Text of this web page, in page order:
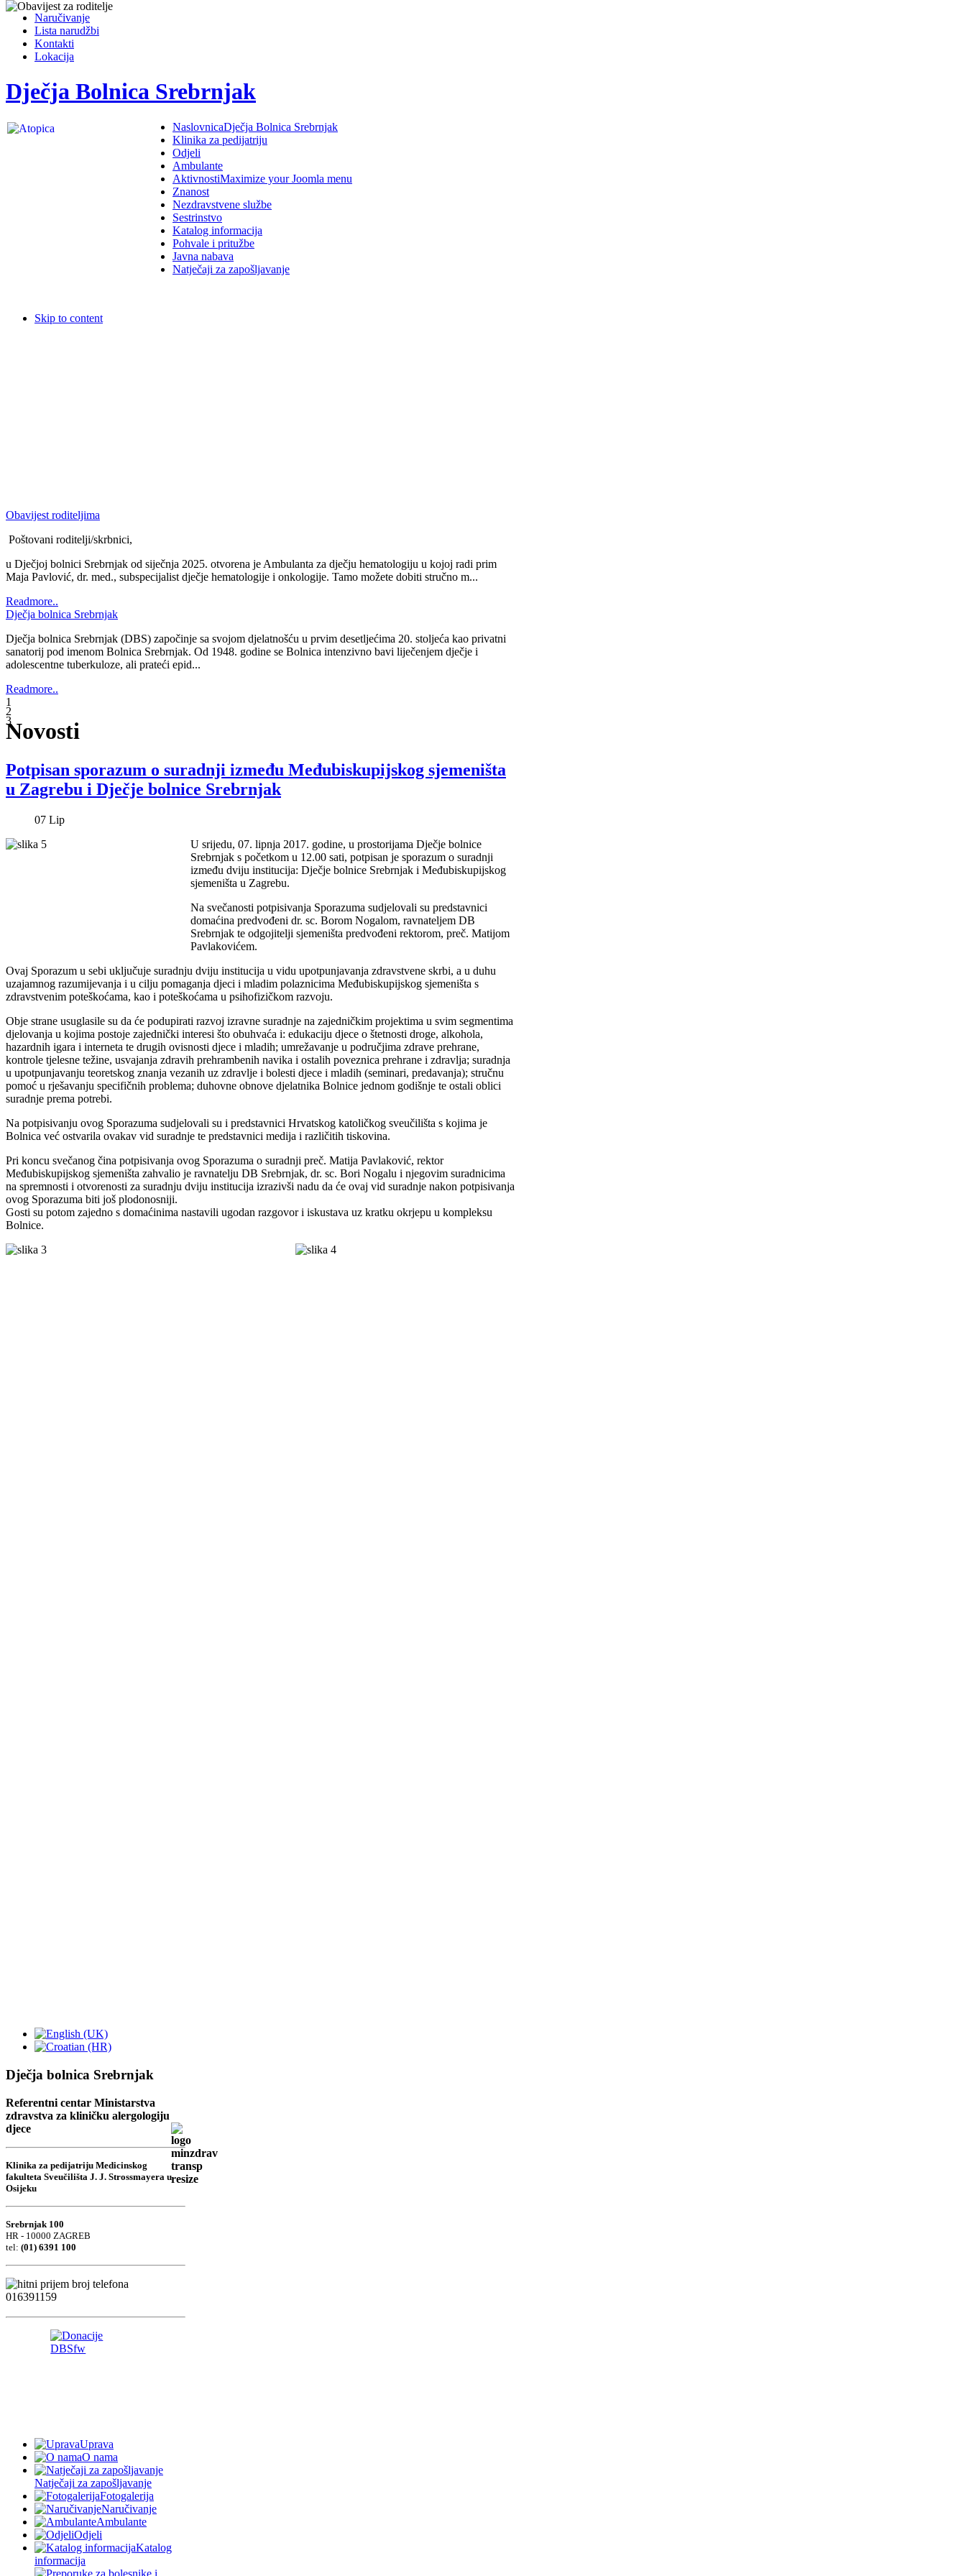
Naručivanje
Lista narudžbi
Kontakti
Lokacija
Dječja Bolnica Srebrnjak
NaslovnicaDječja Bolnica Srebrnjak
Klinika za pedijatriju
Odjeli
Ambulante
AktivnostiMaximize your Joomla menu
Znanost
Nezdravstvene službe
Sestrinstvo
Katalog informacija
Pohvale i pritužbe
Javna nabava
Natječaji za zapošljavanje
Skip to content
Obavijest roditeljima
Poštovani roditelji/skrbnici,
u Dječjoj bolnici Srebrnjak od siječnja 2025. otvorena je Ambulanta za dječju hematologiju u kojoj radi prim
Maja Pavlović, dr. med., subspecijalist dječje hematologije i onkologije. Tamo možete dobiti stručno m...
Readmore..
Dječja bolnica Srebrnjak
Dječja bolnica Srebrnjak (DBS) započinje sa svojom djelatnošću u prvim desetljećima 20. stoljeća kao privatni
sanatorij pod imenom Bolnica Srebrnjak. Od 1948. godine se Bolnica intenzivno bavi liječenjem dječje i
adolescentne tuberkuloze, ali prateći epid...
Readmore..
1
2
3
Novosti
Potpisan sporazum o suradnji između Međubiskupijskog sjemeništa
u Zagrebu i Dječje bolnice Srebrnjak
07 Lip
U srijedu, 07. lipnja 2017. godine, u prostorijama Dječje bolnice
Srebrnjak s početkom u 12.00 sati, potpisan je sporazum o suradnji
između dviju institucija: Dječje bolnice Srebrnjak i Međubiskupijskog
sjemeništa u Zagrebu.
Na svečanosti potpisivanja Sporazuma sudjelovali su predstavnici
domaćina predvođeni dr. sc. Borom Nogalom, ravnateljem DB
Srebrnjak te odgojitelji sjemeništa predvođeni rektorom, preč. Matijom
Pavlakovićem.
Ovaj Sporazum u sebi uključuje suradnju dviju institucija u vidu upotpunjavanja zdravstvene skrbi, a u duhu
uzajamnog razumijevanja i u cilju pomaganja djeci i mladim polaznicima Međubiskupijskog sjemeništa s
zdravstvenim poteškoćama, kao i poteškoćama u psihofizičkom razvoju.
Obje strane usuglasile su da će podupirati razvoj izravne suradnje na zajedničkim projektima u svim segmentima
djelovanja u kojima postoje zajednički interesi što obuhvaća i: edukaciju djece o štetnosti droge, alkohola,
hazardnih igara i interneta te drugih ovisnosti djece i mladih; umrežavanje u područjima zdrave prehrane,
kontrole tjelesne težine, usvajanja zdravih prehrambenih navika i ostalih poveznica prehrane i zdravlja; suradnja
u upotpunjavanju teoretskog znanja vezanih uz zdravlje i bolesti djece i mladih (seminari, predavanja); stručnu
pomoć u rješavanju specifičnih problema; duhovne obnove djelatnika Bolnice jednom godišnje te ostali oblici
suradnje prema potrebi.
Na potpisivanju ovog Sporazuma sudjelovali su i predstavnici Hrvatskog katoličkog sveučilišta s kojima je
Bolnica već ostvarila ovakav vid suradnje te predstavnici medija i različitih tiskovina.
Pri koncu svečanog čina potpisivanja ovog Sporazuma o suradnji preč. Matija Pavlaković, rektor
Međubiskupijskog sjemeništa zahvalio je ravnatelju DB Srebrnjak, dr. sc. Bori Nogalu i njegovim suradnicima
na spremnosti i otvorenosti za suradnju dviju institucija izrazivši nadu da će ovaj vid suradnje nakon potpisivanja
ovog Sporazuma biti još plodonosniji.
Gosti su potom zajedno s domaćinima nastavili ugodan razgovor i iskustava uz kratku okrjepu u kompleksu
Bolnice.
Dječja bolnica Srebrnjak
Referentni centar Ministarstva
zdravstva za kliničku alergologiju
djece
Klinika za pedijatriju Medicinskog
fakulteta Sveučilišta J. J. Strossmayera u
Osijeku
Srebrnjak 100
HR - 10000 ZAGREB
tel: (01) 6391 100
Uprava
O nama
Natječaji za zapošljavanje
Fotogalerija
Naručivanje
Ambulante
Odjeli
Katalog
informacija